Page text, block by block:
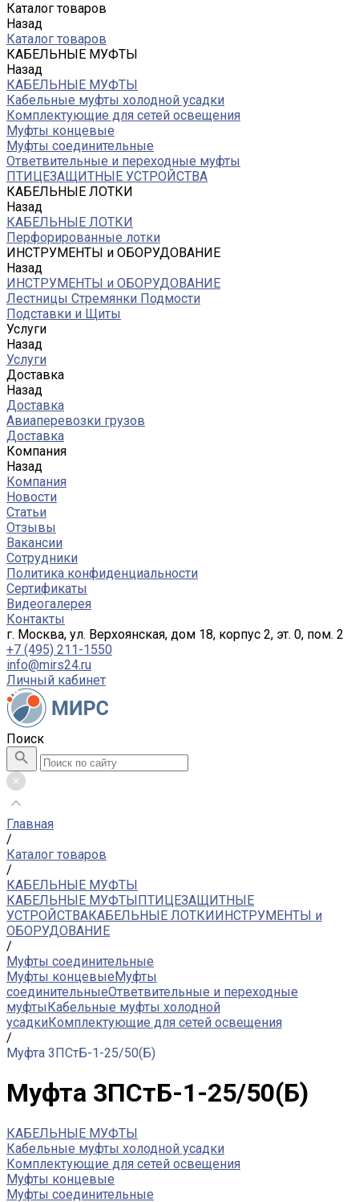
Каталог товаров
Назад
Каталог товаров
КАБЕЛЬНЫЕ МУФТЫ
Назад
КАБЕЛЬНЫЕ МУФТЫ
Кабельные муфты холодной усадки
Комплектующие для сетей освещения
Муфты концевые
Муфты соединительные
Ответвительные и переходные муфты
ПТИЦЕЗАЩИТНЫЕ УСТРОЙСТВА
КАБЕЛЬНЫЕ ЛОТКИ
Назад
КАБЕЛЬНЫЕ ЛОТКИ
Перфорированные лотки
ИНСТРУМЕНТЫ и ОБОРУДОВАНИЕ
Назад
ИНСТРУМЕНТЫ и ОБОРУДОВАНИЕ
Лестницы Стремянки Подмости
Подставки и Щиты
Услуги
Назад
Услуги
Доставка
Назад
Доставка
Авиаперевозки грузов
Доставка
Компания
Назад
Компания
Новости
Статьи
Отзывы
Вакансии
Сотрудники
Политика конфиденциальности
Сертификаты
Видеогалерея
Контакты
г. Москва, ул. Верхоянская, дом 18, корпус 2, эт. 0, пом. 2
+7 (495) 211-1550
info@mirs24.ru
Личный кабинет
Поиск
Главная
/
Каталог товаров
/
КАБЕЛЬНЫЕ МУФТЫ
КАБЕЛЬНЫЕ МУФТЫПТИЦЕЗАЩИТНЫЕ
УСТРОЙСТВАКАБЕЛЬНЫЕ ЛОТКИИНСТРУМЕНТЫ и
ОБОРУДОВАНИЕ
/
Муфты соединительные
Муфты концевыеМуфты
соединительныеОтветвительные и переходные
муфтыКабельные муфты холодной
усадкиКомплектующие для сетей освещения
/
Муфта 3ПСтБ-1-25/50(Б)
Муфта 3ПСтБ-1-25/50(Б)
КАБЕЛЬНЫЕ МУФТЫ
Кабельные муфты холодной усадки
Комплектующие для сетей освещения
Муфты концевые
Муфты соединительные